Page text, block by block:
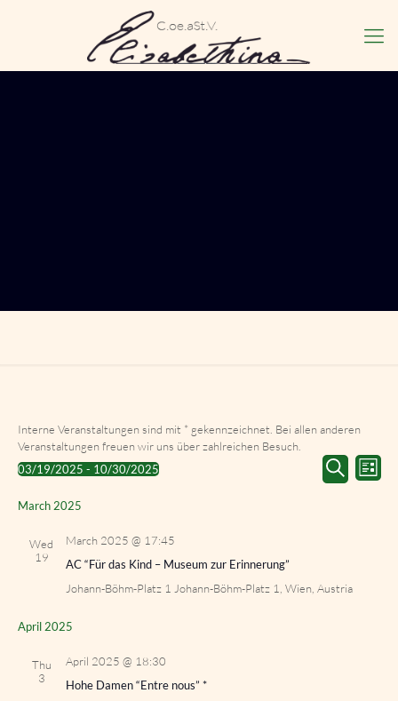
Interne Veranstaltungen sind mit * gekennzeichnet. Bei allen anderen
Veranstaltungen freuen wir uns über zahlreichen Besuch.
Events
Search
Search
Event
Views
List
03/19/2025 - 10/30/2025
date.
March 2025
Wed
19
March 2025 @ 17:45
AC “Für das Kind – Museum zur Erinnerung”
Johann-Böhm-Platz 1 Johann-Böhm-Platz 1, Wien, Austria
April 2025
Thu
3
April 2025 @ 18:30
Hohe Damen “Entre nous” *